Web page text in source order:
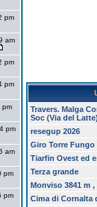
pm
am
pm
pm
pm
pm
am
pm
pm
Travers. Malga
Soc (Via del Latte)
resegup 2026
Giro Torre Fungo
Tiarfin Ovest ed
Terza grande
Monviso 3841 m
Cima di Cornalta